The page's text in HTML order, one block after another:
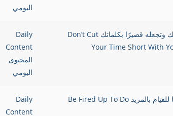
اليومي
لا تقطع وقتك وتجعله قصيرًا بكلماتك Don’t Cut
Your Time Short With
Daily
Content
المحتوى
اليومي
كن متحمسًا للقيام بالمزيد Be Fired Up To Do
Daily
Content